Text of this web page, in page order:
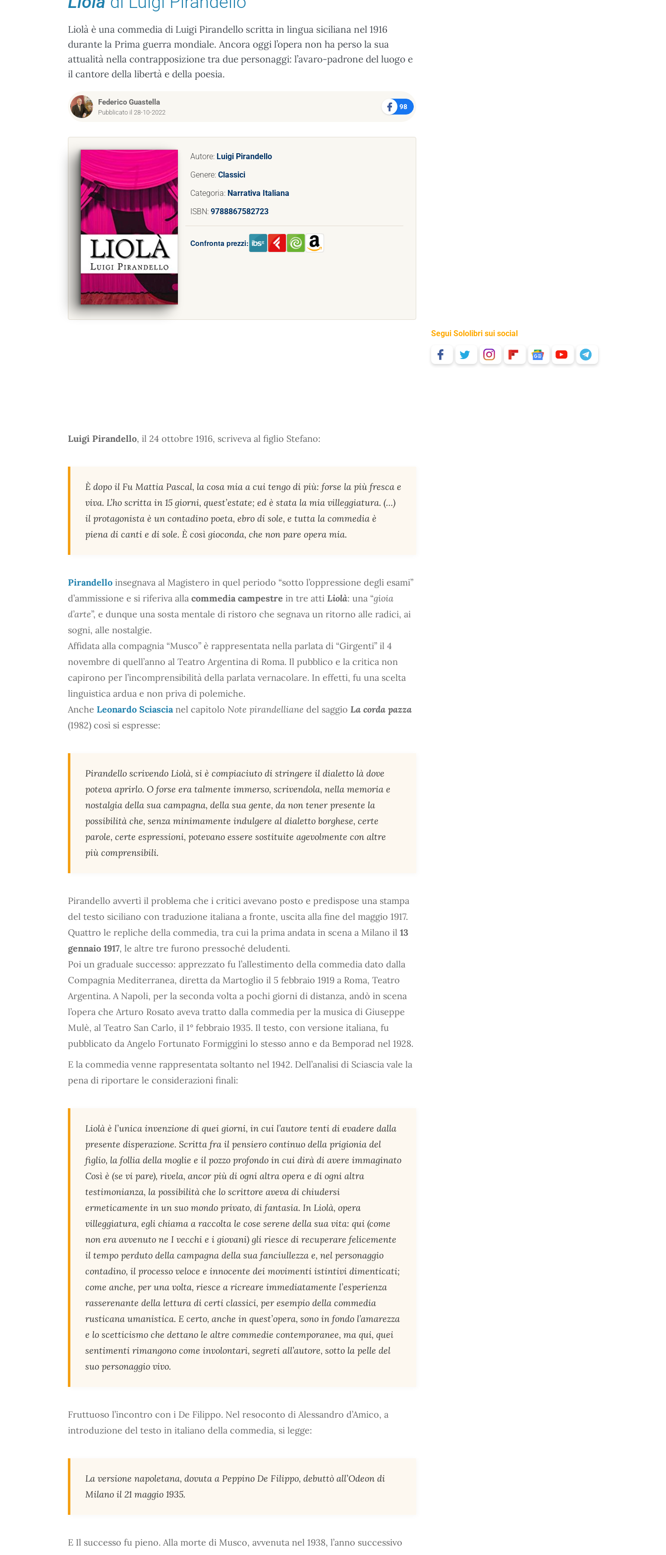
Liolà è una commedia di Luigi Pirandello scritta in lingua siciliana nel 1916
durante la Prima guerra mondiale. Ancora oggi l’opera non ha perso la sua
attualità nella contrapposizione tra due personaggi: l’avaro-padrone del luogo e
il cantore della libertà e della poesia.
Federico Guastella
Pubblicato il 28-10-2022
98
Autore: Luigi Pirandello
Genere: Classici
Categoria: Narrativa Italiana
ISBN: 9788867582723
Confronta prezzi:
Luigi Pirandello, il 24 ottobre 1916, scriveva al figlio Stefano:
È dopo il Fu Mattia Pascal, la cosa mia a cui tengo di più: forse la più fresca e
viva. L’ho scritta in 15 giorni, quest’estate; ed è stata la mia villeggiatura. (…)
il protagonista è un contadino poeta, ebro di sole, e tutta la commedia è
piena di canti e di sole. È così gioconda, che non pare opera mia.
Pirandello insegnava al Magistero in quel periodo “sotto l’oppressione degli esami”
d’ammissione e si riferiva alla commedia campestre in tre atti Liolà: una “gioia
d’arte”, e dunque una sosta mentale di ristoro che segnava un ritorno alle radici, ai
sogni, alle nostalgie.
Affidata alla compagnia “Musco” è rappresentata nella parlata di “Girgenti” il 4
novembre di quell’anno al Teatro Argentina di Roma. Il pubblico e la critica non
capirono per l’incomprensibilità della parlata vernacolare. In effetti, fu una scelta
linguistica ardua e non priva di polemiche.
Anche Leonardo Sciascianel capitolo Note pirandelliane del saggio La corda pazza
(1982) così si espresse:
Pirandello scrivendo Liolà, si è compiaciuto di stringere il dialetto là dove
poteva aprirlo. O forse era talmente immerso, scrivendola, nella memoria e
nostalgia della sua campagna, della sua gente, da non tener presente la
possibilità che, senza minimamente indulgere al dialetto borghese, certe
parole, certe espressioni, potevano essere sostituite agevolmente con altre
più comprensibili.
Pirandello avvertì il problema che i critici avevano posto e predispose una stampa
del testo siciliano con traduzione italiana a fronte, uscita alla fine del maggio 1917.
Quattro le repliche della commedia, tra cui la prima andata in scena a Milano il 13
gennaio 1917, le altre tre furono pressoché deludenti.
Poi un graduale successo: apprezzato fu l’allestimento della commedia dato dalla
Compagnia Mediterranea, diretta da Martoglio il 5 febbraio 1919 a Roma, Teatro
Argentina. A Napoli, per la seconda volta a pochi giorni di distanza, andò in scena
l’opera che Arturo Rosato aveva tratto dalla commedia per la musica di Giuseppe
Mulè, al Teatro San Carlo, il 1° febbraio 1935. Il testo, con versione italiana, fu
pubblicato da Angelo Fortunato Formiggini lo stesso anno e da Bemporad nel 1928.
E la commedia venne rappresentata soltanto nel 1942. Dell’analisi di Sciascia vale la
pena di riportare le considerazioni finali:
Liolà è l’unica invenzione di quei giorni, in cui l’autore tenti di evadere dalla
presente disperazione. Scritta fra il pensiero continuo della prigionia del
figlio, la follia della moglie e il pozzo profondo in cui dirà di avere immaginato
Così è (se vi pare), rivela, ancor più di ogni altra opera e di ogni altra
testimonianza, la possibilità che lo scrittore aveva di chiudersi
ermeticamente in un suo mondo privato, di fantasia. In Liolà, opera
villeggiatura, egli chiama a raccolta le cose serene della sua vita: qui (come
non era avvenuto ne I vecchi e i giovani) gli riesce di recuperare felicemente
il tempo perduto della campagna della sua fanciullezza e, nel personaggio
contadino, il processo veloce e innocente dei movimenti istintivi dimenticati;
come anche, per una volta, riesce a ricreare immediatamente l’esperienza
rasserenante della lettura di certi classici, per esempio della commedia
rusticana umanistica. E certo, anche in quest’opera, sono in fondo l’amarezza
e lo scetticismo che dettano le altre commedie contemporanee, ma qui, quei
sentimenti rimangono come involontari, segreti all’autore, sotto la pelle del
suo personaggio vivo.
Fruttuoso l’incontro con i De Filippo. Nel resoconto di Alessandro d’Amico, a
introduzione del testo in italiano della commedia, si legge:
La versione napoletana, dovuta a Peppino De Filippo, debuttò all’Odeon di
Milano il 21 maggio 1935.
E Il successo fu pieno. Alla morte di Musco, avvenuta nel 1938, l’anno successivo
Segui Sololibri sui social